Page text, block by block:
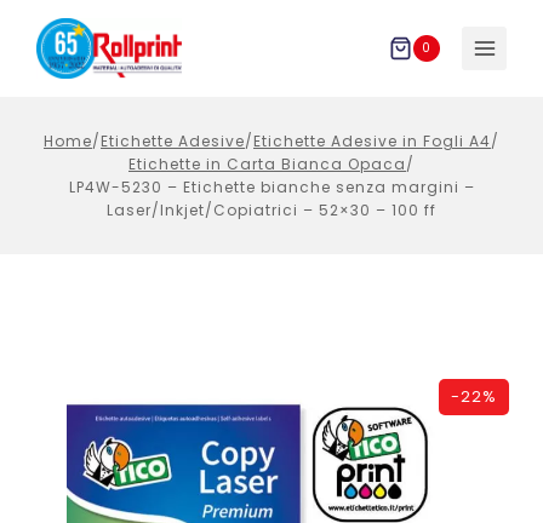
Salta
contenuto
0
Home/Etichette Adesive/Etichette Adesive in Fogli A4/
Etichette in Carta Bianca Opaca/
LP4W-5230 – Etichette bianche senza margini –
Laser/Inkjet/Copiatrici – 52×30 – 100 ff
-22%